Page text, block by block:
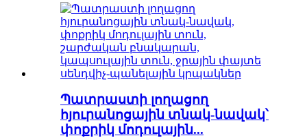
Պատրաստի լողացող
հյուրանոցային տնակ-նավակ՝
փոքրիկ մոդուլային...